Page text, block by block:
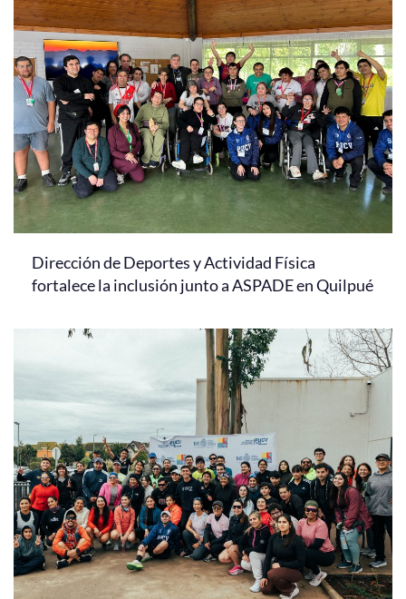
Dirección de Deportes y Actividad Física
fortalece la inclusión junto a ASPADE en Quilpué